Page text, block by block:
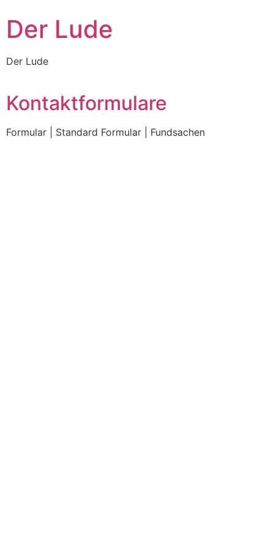
Inhalt
wechseln
Der Lude
Der Lude
Kontaktformulare
Formular | Standard Formular | Fundsachen